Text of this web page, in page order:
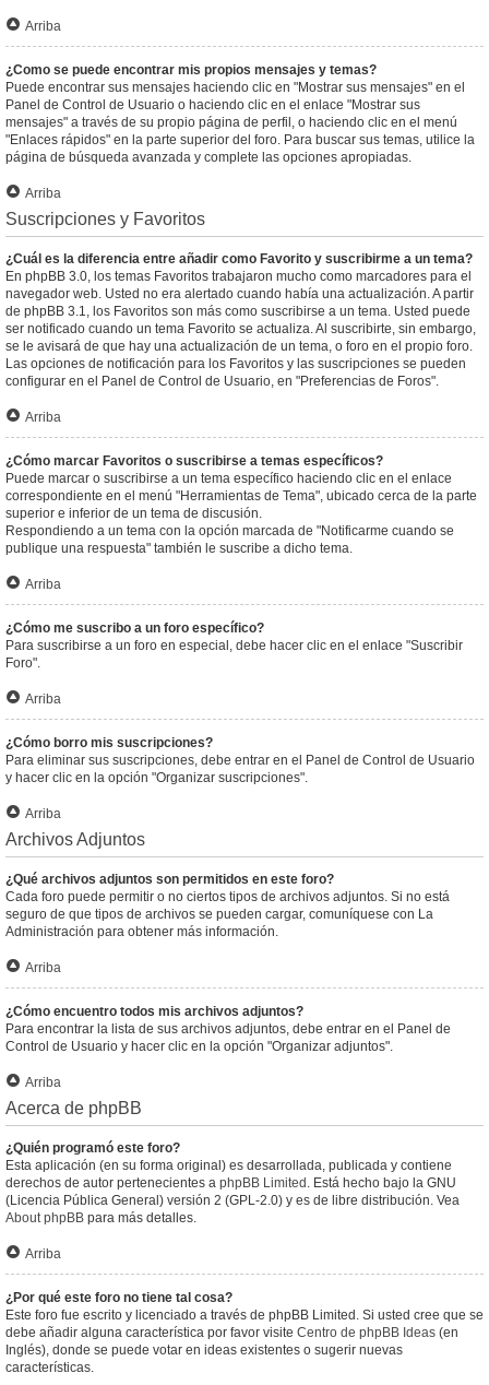
Arriba
¿Como se puede encontrar mis propios mensajes y temas?
Puede encontrar sus mensajes haciendo clic en "Mostrar sus mensajes" en el
Panel de Control de Usuario o haciendo clic en el enlace "Mostrar sus
mensajes" a través de su propio página de perfil, o haciendo clic en el menú
"Enlaces rápidos" en la parte superior del foro. Para buscar sus temas, utilice la
página de búsqueda avanzada y complete las opciones apropiadas.
Arriba
Suscripciones y Favoritos
¿Cuál es la diferencia entre añadir como Favorito y suscribirme a un tema?
En phpBB 3.0, los temas Favoritos trabajaron mucho como marcadores para el
navegador web. Usted no era alertado cuando había una actualización. A partir
de phpBB 3.1, los Favoritos son más como suscribirse a un tema. Usted puede
ser notificado cuando un tema Favorito se actualiza. Al suscribirte, sin embargo,
se le avisará de que hay una actualización de un tema, o foro en el propio foro.
Las opciones de notificación para los Favoritos y las suscripciones se pueden
configurar en el Panel de Control de Usuario, en "Preferencias de Foros".
Arriba
¿Cómo marcar Favoritos o suscribirse a temas específicos?
Puede marcar o suscribirse a un tema específico haciendo clic en el enlace
correspondiente en el menú "Herramientas de Tema", ubicado cerca de la parte
superior e inferior de un tema de discusión.
Respondiendo a un tema con la opción marcada de "Notificarme cuando se
publique una respuesta" también le suscribe a dicho tema.
Arriba
¿Cómo me suscribo a un foro específico?
Para suscribirse a un foro en especial, debe hacer clic en el enlace "Suscribir
Foro".
Arriba
¿Cómo borro mis suscripciones?
Para eliminar sus suscripciones, debe entrar en el Panel de Control de Usuario
y hacer clic en la opción "Organizar suscripciones".
Arriba
Archivos Adjuntos
¿Qué archivos adjuntos son permitidos en este foro?
Cada foro puede permitir o no ciertos tipos de archivos adjuntos. Si no está
seguro de que tipos de archivos se pueden cargar, comuníquese con La
Administración para obtener más información.
Arriba
¿Cómo encuentro todos mis archivos adjuntos?
Para encontrar la lista de sus archivos adjuntos, debe entrar en el Panel de
Control de Usuario y hacer clic en la opción "Organizar adjuntos".
Arriba
Acerca de phpBB
¿Quién programó este foro?
Esta aplicación (en su forma original) es desarrollada, publicada y contiene
derechos de autor pertenecientes a phpBB Limited . Está hecho bajo la GNU
(Licencia Pública General) versión 2 (GPL-2.0) y es de libre distribución. Vea
About phpBB para más detalles.
Arriba
¿Por qué este foro no tiene tal cosa?
Este foro fue escrito y licenciado a través de phpBB Limited. Si usted cree que se
debe añadir alguna característica por favor visite Centro de phpBB Ideas (en
Inglés), donde se puede votar en ideas existentes o sugerir nuevas
características.